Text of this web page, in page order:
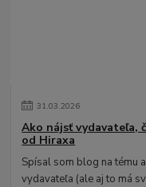
31.03.2026
Ako nájsť vydavateľa,
od Hiraxa
Spísal som blog na tému
vydavateľa (ale aj to má